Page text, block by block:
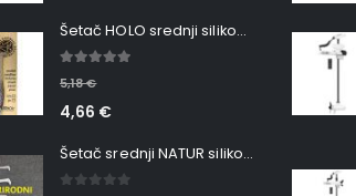
Šetač HOLO srednji silikonska Ribica Belgrade Walker
5,18€
4,66 €
Šetač srednji NATUR silikonska ribica Belgrade Walker